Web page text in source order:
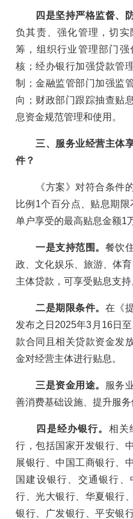
四是坚持严格监督、
负其责、强化管理，切
筹，组织行业管理部门
核；经办银行加强贷款管
制；金融监管部门加强监
向；财政部门跟踪抽查贴
息资金规范管理和使用。
三、服务业经营主体
件？
《方案》对符合条件的
比例1个百分点、贴息期限
单户享受的最高贴息金额1
一是支持范围。 餐饮
政、文化娱乐、旅游、体
主体贷款，可享受贴息支持
二是期限条件。 在《
发布之日2025年3月16日
款合同且相关贷款资金发
金对经营主体进行贴息。
三是资金用途。
服务
善消费基础设施、提升服务
四是经办银行。 相关
行，包括国家开发银行、
展银行、中国工商银行、
国建设银行、交通银行
行、光大银行、华夏银行
银行、广发银行、平安银